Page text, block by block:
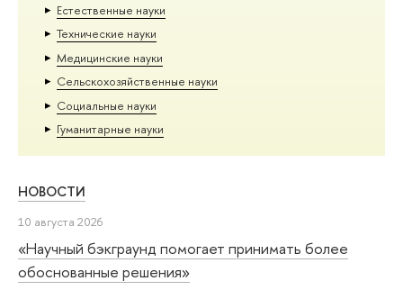
Естественные науки
Тех­ничес­кие науки
Медицинские науки
Сельскохозяйственные науки
Социальные науки
Гуманитарные науки
НОВОСТИ
10 августа 2026
«Научный бэкграунд помогает принимать более
обоснованные решения»